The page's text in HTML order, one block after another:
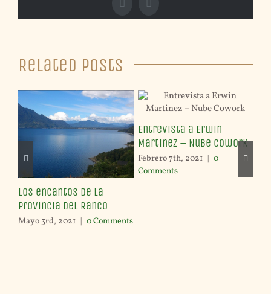
Facebook
X
Related Posts
Los encantos de la
Provincia del Ranco
Mayo 3rd, 2021 | 0 Comments
Entrevista a Erwin
Martinez – Nube Cowork
Febrero 7th, 2021 | 0
Comments